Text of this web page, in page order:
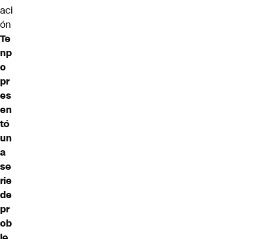
aci
ón
Te
np
o
pr
es
en
tó
un
a
se
rie
de
pr
ob